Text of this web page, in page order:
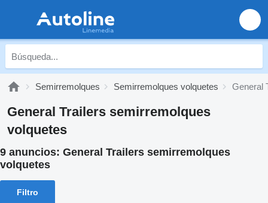
Semirremolques Semirremolques volquetes General
General Trailers semirremolques
volquetes
9 anuncios: General Trailers semirremolques
volquetes
Filtro